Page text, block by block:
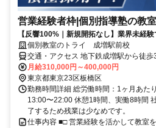
営業経験者枠|個別指導塾の教
【反響100%｜新規開拓なし】業界未経
個別教室のトライ 成増駅前校
交通・アクセス 地下鉄成増駅から徒
徒歩3分
月給310,000円～400,000円
東京都東京23区板橋区
勤務時間詳細 総労働時間：1ヶ月あた
13:00〜22:00 休憩1時間、実働8時間
了するため残業は少なめです。
仕事内容 ■□ 営業経験を活かして教室